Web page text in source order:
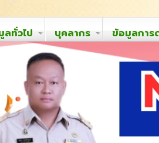
ลทั่วไป บุคลากร ข้อมูลการ